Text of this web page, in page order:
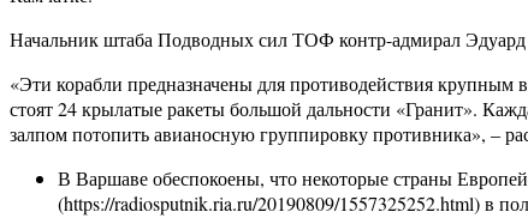
Начальник штаба Подводных сил ТОФ контр-адмирал
«Эти корабли предназначены для противодействия
стоят 24 крылатые ракеты большой дальности «Гранит».
залпом потопить авианосную группировку противника», ‒
В Варшаве обеспокоены, что некоторые страны
(https://radiosputnik.ria.ru/20190809/1557325252.html) в